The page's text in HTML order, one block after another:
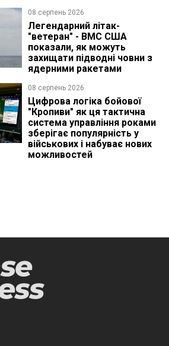
08 серпень 2026
Легендарний літак-
"ветеран" - ВМС США
показали, як можуть
захищати підводні човни з
ядерними ракетами
08 серпень 2026
Цифрова логіка бойової
"Кропиви" як ця тактична
система управління роками
зберігає популярність у
військових і набуває нових
можливостей